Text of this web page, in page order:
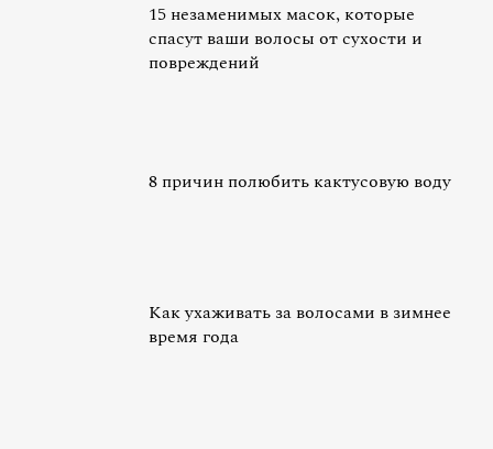
15 незаменимых масок, которые
спасут ваши волосы от сухости и
повреждений
8 причин полюбить кактусовую воду
Как ухаживать за волосами в зимнее
время года